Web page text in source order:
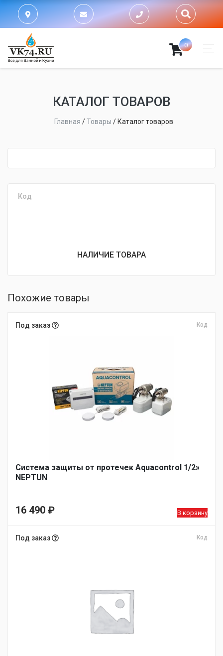
0
КАТАЛОГ ТОВАРОВ
Главная /Товары / Каталог товаров
Код
НАЛИЧИЕ ТОВАРА
Похожие товары
Под заказ Код
Система защиты от протечек Aquacontrol 1/2»
NEPTUN
16 490 ₽ В корзину
Под заказ Код